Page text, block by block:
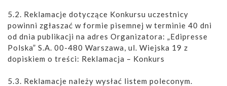
5.2. Reklamacje dotyczące Konkursu uczestnicy
powinni zgłaszać w formie pisemnej w terminie 40 dni
od dnia publikacji na adres Organizatora: „Edipresse
Polska” S.A. 00-480 Warszawa, ul. Wiejska 19 z
dopiskiem o treści: Reklamacja – Konkurs
5.3. Reklamacje należy wysłać listem poleconym.